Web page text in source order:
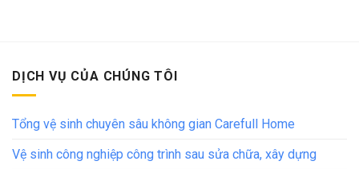
DỊCH VỤ CỦA CHÚNG TÔI
Tổng vệ sinh chuyên sâu không gian Carefull Home
Vệ sinh công nghiệp công trình sau sửa chữa, xây dựng